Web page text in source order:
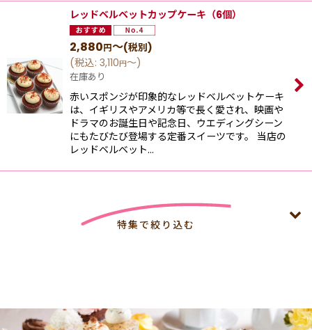
レッドベルベットカップケーキ（6個）
2,880円～(税別)
(税込: 3,110円～)
在庫あり
赤いスポンジが印象的なレッドベルベットケーキ
は、イギリスやアメリカ等で長く愛され、映画や
ドラマのお誕生日や記念日、ウエディングシーン
にもたびたび登場する定番スイーツです。 当店の
レッドベルベット…
特集で絞り込む
（8月末まで）